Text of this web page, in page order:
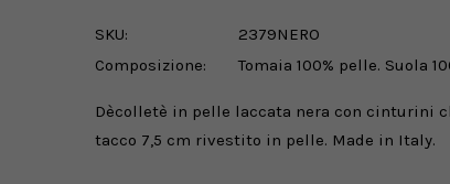
SKU:
2379NERO
Composizione:
Tomaia 100% pelle. Suola
Dècolletè in pelle laccata nera con cinturini
tacco 7,5 cm rivestito in pelle. Made in Italy.